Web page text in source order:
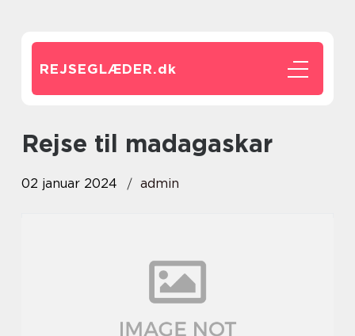
REJSEGLÆDER.dk
rejse til madagaskar
02 januar 2024 admin